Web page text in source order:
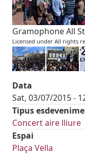
Gramophone All
Licensed under All rights
Data
Sat, 03/07/2015 -
Tipus
Concert aire lliure
Espai
Plaça Vella